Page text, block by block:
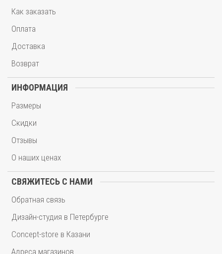
Как заказать
Оплата
Доставка
Возврат
ИНФОРМАЦИЯ
Размеры
Скидки
Отзывы
О наших ценах
СВЯЖИТЕСЬ С НАМИ
Обратная связь
Дизайн-студия в Петербурге
Concept-store в Казани
Адреса магазинов